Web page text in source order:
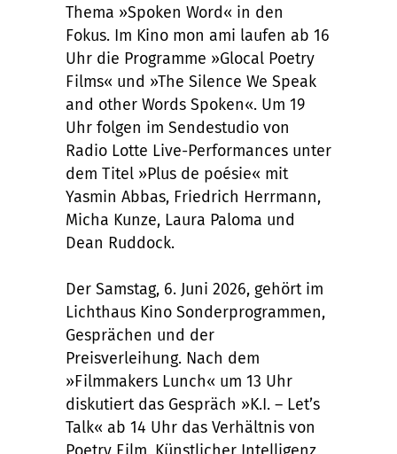
Thema »Spoken Word« in den
Fokus. Im Kino mon ami laufen ab 16
Uhr die Programme »Glocal Poetry
Films« und »The Silence We Speak
and other Words Spoken«. Um 19
Uhr folgen im Sendestudio von
Radio Lotte Live-Performances unter
dem Titel »Plus de poésie« mit
Yasmin Abbas, Friedrich Herrmann,
Micha Kunze, Laura Paloma und
Dean Ruddock.
Der Samstag, 6. Juni 2026, gehört im
Lichthaus Kino Sonderprogrammen,
Gesprächen und der
Preisverleihung. Nach dem
»Filmmakers Lunch« um 13 Uhr
diskutiert das Gespräch »K.I. – Let’s
Talk« ab 14 Uhr das Verhältnis von